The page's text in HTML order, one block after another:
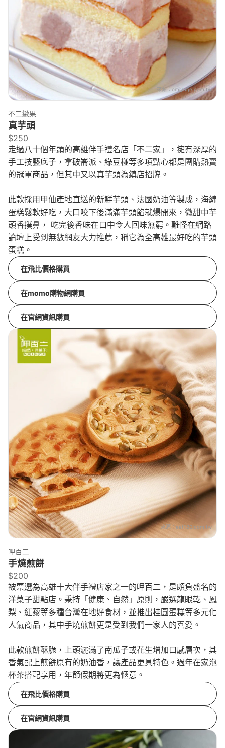
來源：omiyage.com.tw
不二緻果
真芋頭
$250
走過八十個年頭的高雄伴手禮名店「不二家」，擁有深厚的
手工技藝底子，拿破崙派、綠豆椪等多項點心都是團購熱賣
的冠軍商品，但其中又以真芋頭為鎮店招牌。
此款採用甲仙產地直送的新鮮芋頭、法國奶油等製成，海綿
蛋糕鬆軟好吃，大口咬下後滿滿芋頭餡就爆開來，微甜中芋
頭香撲鼻， 吃完後香味在口中令人回味無窮。難怪在網路
論壇上受到無數網友大力推薦，稱它為全高雄最好吃的芋頭
蛋糕。
在飛比價格購買
在momo購物網購買
在官網資訊購買
來源： eat120.com.tw
呷百二
手燒煎餅
$200
被票選為高雄十大伴手禮店家之一的呷百二，是頗負盛名的
洋菒子甜點店。秉持「健康、自然」原則，嚴選龍眼乾、鳳
梨、紅藜等多種台灣在地好食材，並推出桂圓蛋糕等多元化
人氣商品，其中手燒煎餅更是受到我們一家人的喜愛。
此款煎餅酥脆，上頭灑滿了南瓜子或花生增加口感層次，其
香氣配上煎餅原有的奶油香，讓產品更具特色。過年在家泡
杯茶搭配享用，年節假期將更為愜意。
在飛比價格購買
在官網資訊購買